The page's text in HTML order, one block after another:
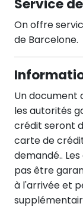
On offre
de Barcelone.
Un document
les autorités
crédit seront
carte de
demandé..
pas être
à l'arrivée et